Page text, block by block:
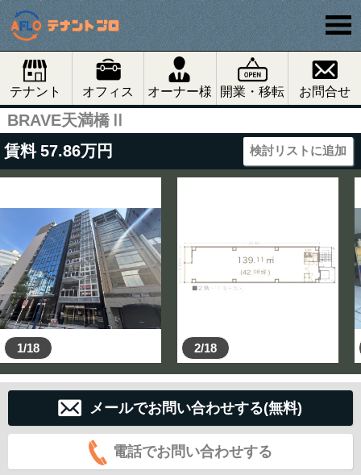
テナント オフィス オーナー様 開業・移転 お問合せ
BRAVE天満橋Ⅱ
賃料 57.86万円 検討リストに追加
1/18 2/18
メールでお問い合わせする(無料)
電話でお問い合わせする